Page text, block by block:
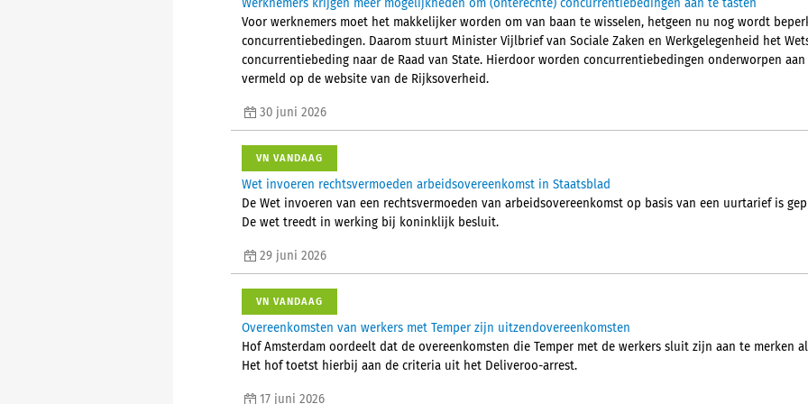
Werknemers krijgen meer mogelijkheden om (onterechte) concurrentiebedingen aan te tasten
Voor werknemers moet het makkelijker worden om van baan te wisselen, hetgeen nu nog wordt
concurrentiebedingen. Daarom stuurt Minister Vijlbrief van Sociale Zaken en Werkgelegenheid het
concurrentiebeding naar de Raad van State. Hierdoor worden concurrentiebedingen onderworpen
vermeld op de website van de Rijksoverheid.
30 juni 2026
VN VANDAAG
Wet invoeren rechtsvermoeden arbeidsovereenkomst in Staatsblad
De Wet invoeren van een rechtsvermoeden van arbeidsovereenkomst op basis van een uurtarief is
De wet treedt in werking bij koninklijk besluit.
29 juni 2026
VN VANDAAG
Overeenkomsten van werkers met Temper zijn uitzendovereenkomsten
Hof Amsterdam oordeelt dat de overeenkomsten die Temper met de werkers sluit zijn aan te merken
Het hof toetst hierbij aan de criteria uit het Deliveroo-arrest.
17 juni 2026